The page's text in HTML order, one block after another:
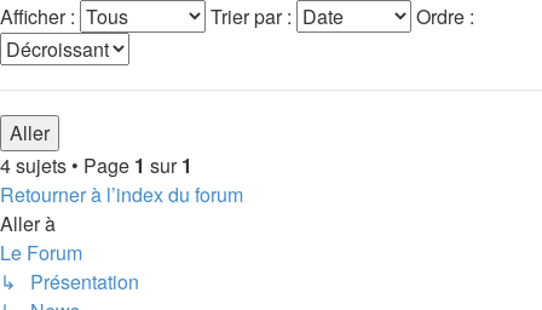
Afficher :
Trier par : Ordre :
4 sujets • Page 1 sur1
Retourner à l’index du forum
Aller à
Le Forum
↳ Présentation